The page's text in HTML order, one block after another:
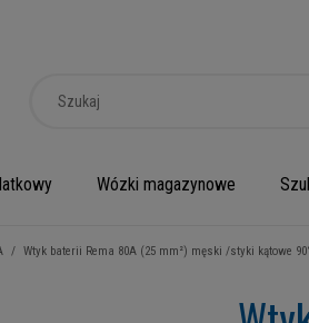
Wózki magazynowe
/ Wtyk baterii Rema 80A (25 mm²) męski /styki kątowe